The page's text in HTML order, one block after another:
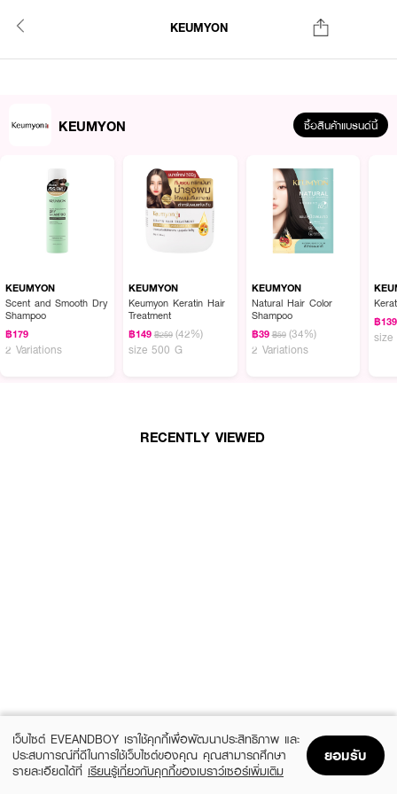
KEUMYON
KEUMYON ซื้อสินค้าแบรนด์นี้
KEUMYON
Scent and Smooth Dry
Shampoo
฿179
2 Variations
KEUMYON
Keumyon Keratin Hair
Treatment
฿149 ฿259 (42%)
size 500 G
KEUMYON
Natural Hair Color
Shampoo
฿39 ฿59 (34%)
2 Variations
฿139
size
RECENTLY VIEWED
เว็บไซต์ EVEANDBOY เราใช้คุกกี้เพื่อพัฒนาประสิทธิภาพ และ
ประสบการณ์ที่ดีในการใช้เว็บไซต์ของคุณ คุณสามารถศึกษา
รายละเอียดได้ที่ เรียนรู้เกี่ยวกับคุกกี้ของเบราว์เซอร์เพิ่มเติม
ยอมรับ